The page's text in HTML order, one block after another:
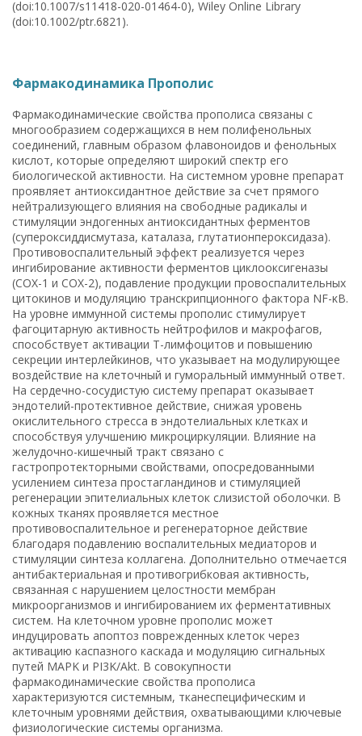
(doi:10.1007/s11418-020-01464-0), Wiley Online Library
(doi:10.1002/ptr.6821).
Фармакодинамика Прополис
Фармакодинамические свойства прополиса связаны с
многообразием содержащихся в нем полифенольных
соединений, главным образом флавоноидов и фенольных
кислот, которые определяют широкий спектр его
биологической активности. На системном уровне препарат
проявляет антиоксидантное действие за счет прямого
нейтрализующего влияния на свободные радикалы и
стимуляции эндогенных антиоксидантных ферментов
(супероксиддисмутаза, каталаза, глутатионпероксидаза).
Противовоспалительный эффект реализуется через
ингибирование активности ферментов циклооксигеназы
(COX-1 и COX-2), подавление продукции провоспалительных
цитокинов и модуляцию транскрипционного фактора NF-κB.
На уровне иммунной системы прополис стимулирует
фагоцитарную активность нейтрофилов и макрофагов,
способствует активации Т-лимфоцитов и повышению
секреции интерлейкинов, что указывает на модулирующее
воздействие на клеточный и гуморальный иммунный ответ.
На сердечно-сосудистую систему препарат оказывает
эндотелий-протективное действие, снижая уровень
окислительного стресса в эндотелиальных клетках и
способствуя улучшению микроциркуляции. Влияние на
желудочно-кишечный тракт связано с
гастропротекторными свойствами, опосредованными
усилением синтеза простагландинов и стимуляцией
регенерации эпителиальных клеток слизистой оболочки. В
кожных тканях проявляется местное
противовоспалительное и регенераторное действие
благодаря подавлению воспалительных медиаторов и
стимуляции синтеза коллагена. Дополнительно отмечается
антибактериальная и противогрибковая активность,
связанная с нарушением целостности мембран
микроорганизмов и ингибированием их ферментативных
систем. На клеточном уровне прополис может
индуцировать апоптоз поврежденных клеток через
активацию каспазного каскада и модуляцию сигнальных
путей MAPK и PI3K/Akt. В совокупности
фармакодинамические свойства прополиса
характеризуются системным, тканеспецифическим и
клеточным уровнями действия, охватывающими ключевые
физиологические системы организма.